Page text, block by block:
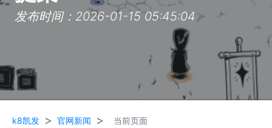
发布时间：2026-01-15 05:45:04
k8凯发 > 官网新闻 > 当前页面